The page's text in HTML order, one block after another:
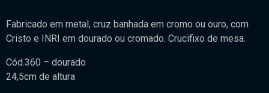
Fabricado em metal, cruz banhada em cromo ou ouro, com
Cristo e INRI em dourado ou cromado. Crucifixo de mesa.
Cód.360 – dourado
24,5cm de altura